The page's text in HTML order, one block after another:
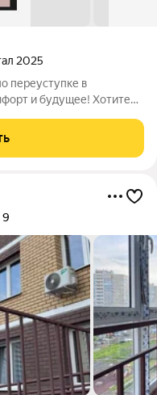
2025
переуступке в
и будущее! Хотите
в новом
9